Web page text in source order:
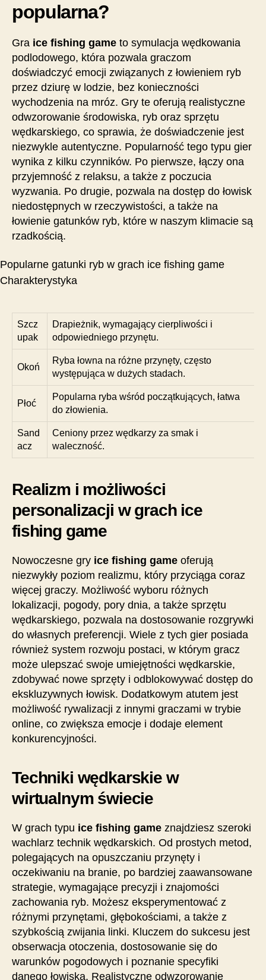
popularna?
Gra ice fishing game to symulacja wędkowania
podlodowego, która pozwala graczom
doświadczyć emocji związanych z łowieniem ryb
przez dziurę w lodzie, bez konieczności
wychodzenia na mróz. Gry te oferują realistyczne
odwzorowanie środowiska, ryb oraz sprzętu
wędkarskiego, co sprawia, że doświadczenie jest
niezwykle autentyczne. Popularność tego typu gier
wynika z kilku czynników. Po pierwsze, łączy ona
przyjemność z relaksu, a także z poczucia
wyzwania. Po drugie, pozwala na dostęp do łowisk
niedostępnych w rzeczywistości, a także na
łowienie gatunków ryb, które w naszym klimacie są
rzadkością.
Popularne gatunki ryb w grach ice fishing game
Charakterystyka
Szcz
upak
Drapieżnik, wymagający cierpliwości i
odpowiedniego przynętu.
Okoń
Ryba łowna na różne przynęty, często
występująca w dużych stadach.
Płoć
Popularna ryba wśród początkujących, łatwa
do złowienia.
Sand
acz
Ceniony przez wędkarzy za smak i
waleczność.
Realizm i możliwości
personalizacji w grach ice
fishing game
Nowoczesne gry ice fishing game oferują
niezwykły poziom realizmu, który przyciąga coraz
więcej graczy. Możliwość wyboru różnych
lokalizacji, pogody, pory dnia, a także sprzętu
wędkarskiego, pozwala na dostosowanie rozgrywki
do własnych preferencji. Wiele z tych gier posiada
również system rozwoju postaci, w którym gracz
może ulepszać swoje umiejętności wędkarskie,
zdobywać nowe sprzęty i odblokowywać dostęp do
ekskluzywnych łowisk. Dodatkowym atutem jest
możliwość rywalizacji z innymi graczami w trybie
online, co zwiększa emocje i dodaje element
konkurencyjności.
Techniki wędkarskie w
wirtualnym świecie
W grach typu ice fishing game znajdziesz szeroki
wachlarz technik wędkarskich. Od prostych metod,
polegających na opuszczaniu przynęty i
oczekiwaniu na branie, po bardziej zaawansowane
strategie, wymagające precyzji i znajomości
zachowania ryb. Możesz eksperymentować z
różnymi przynętami, głębokościami, a także z
szybkością zwijania linki. Kluczem do sukcesu jest
obserwacja otoczenia, dostosowanie się do
warunków pogodowych i poznanie specyfiki
danego łowiska. Realistyczne odwzorowanie